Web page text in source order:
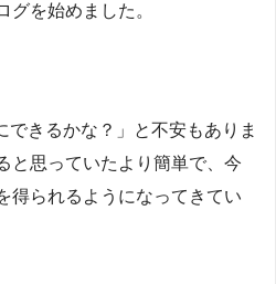
グを始めました。
できるかな？」と不安もありま
と思っていたより簡単で、今
得られるようになってきてい